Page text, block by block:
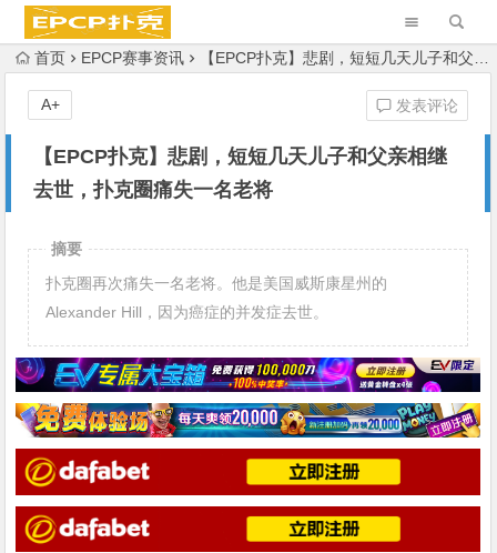
首页 EPCP赛事资讯 【EPCP扑克】悲剧，短短几天儿子和父亲相继去世，扑克圈痛失一名老将
【EPCP扑克】悲剧，短短几天儿子和父亲相继
去世，扑克圈痛失一名老将
发表评论
A+
摘要
扑克圈再次痛失一名老将。他是美国威斯康星州的
Alexander Hill，因为癌症的并发症去世。